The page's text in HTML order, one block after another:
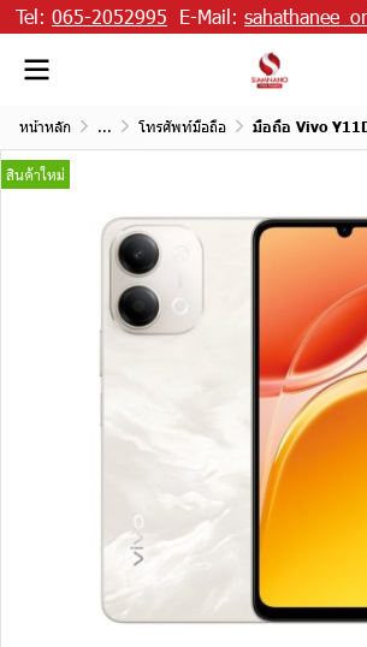
Tel: 065-2052995 E-Mail:
หน้าหลัก ... โทรศัพท์มือถือ มือถือ Vivo
สินค้าใหม่